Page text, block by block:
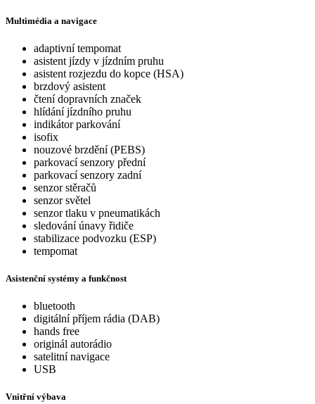
Multimédia a navigace
adaptivní tempomat
asistent jízdy v jízdním pruhu
asistent rozjezdu do kopce (HSA)
brzdový asistent
čtení dopravních značek
hlídání jízdního pruhu
indikátor parkování
isofix
nouzové brzdění (PEBS)
parkovací senzory přední
parkovací senzory zadní
senzor stěračů
senzor světel
senzor tlaku v pneumatikách
sledování únavy řidiče
stabilizace podvozku (ESP)
tempomat
Asistenční systémy a funkčnost
bluetooth
digitální příjem rádia (DAB)
hands free
originál autorádio
satelitní navigace
USB
Vnitřní výbava